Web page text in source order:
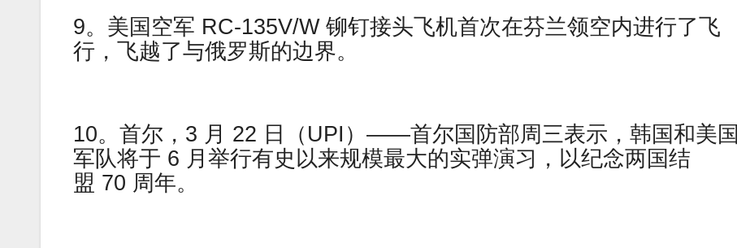
9。美国空军 RC-135V/W 铆钉接头飞机首次在芬兰领空内进行了飞
行，飞越了与俄罗斯的边界。
10。首尔，3 月 22 日（UPI）——首尔国防部周三表示，韩国和美国
军队将于 6 月举行有史以来规模最大的实弹演习，以纪念两国结
盟 70 周年。